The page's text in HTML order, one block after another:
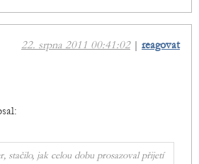
22. srpna 2011 00:41:02| reagovat
stačilo, jak celou dobu prosazoval přijetí